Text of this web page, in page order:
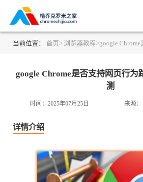
当前位置： 首页> 浏览器教程>google Chrome是否支
google Chrome是否支持网页行为
测
时间：2025年07月25日 来源：
详情介绍